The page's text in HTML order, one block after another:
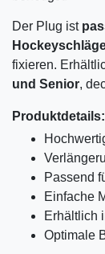
Der Plug ist
fixieren.
und Senior,
Produktdetails:
Passend
Einfache
Erhältlich
Optimale